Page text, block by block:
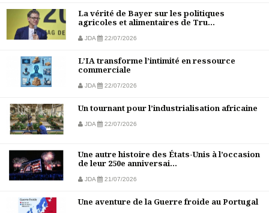
La vérité de Bayer sur les politiques
agricoles et alimentaires de Tru...
JDA 22/07/2026
L’IA transforme l’intimité en ressource
commerciale
JDA 22/07/2026
Un tournant pour l’industrialisation africaine
JDA 22/07/2026
Une autre histoire des États-Unis à l’occasion
de leur 250e anniversai...
JDA 21/07/2026
Une aventure de la Guerre froide au Portugal